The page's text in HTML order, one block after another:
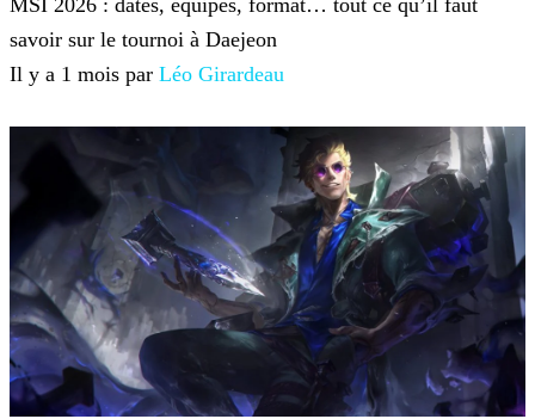
MSI 2026 : dates, équipes, format… tout ce qu’il faut
savoir sur le tournoi à Daejeon
Il y a 1 mois par Léo Girardeau